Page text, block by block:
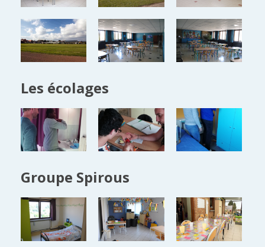
Les écolages
Groupe Spirous